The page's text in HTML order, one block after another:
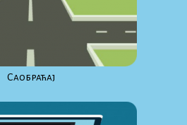
Саобраћај